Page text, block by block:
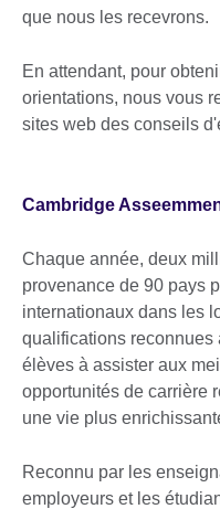
que nous les recevrons.
En attendant, pour
orientations, nous vous
sites web des conseils
Cambridge
Chaque année, deux
provenance de 90 pays
internationaux dans les
qualifications
élèves à assister aux
opportunités de carrière
une vie plus
Reconnu par les
employeurs et les